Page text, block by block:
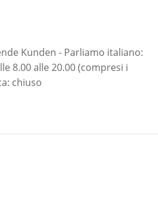
Kunden - Parliamo italiano:
8.00 alle 20.00 (compresi i
chiuso